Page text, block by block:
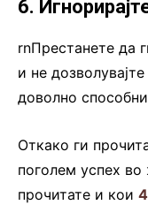
6.
rnПрестанете да
и не
доволно
Откако ги
поголем успех
прочитате и кои